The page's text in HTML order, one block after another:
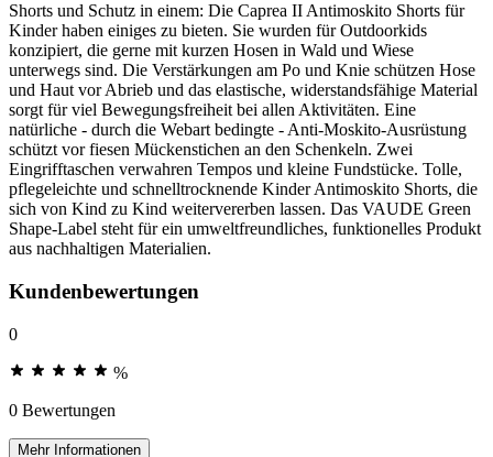
Shorts und Schutz in einem: Die Caprea II Antimoskito Shorts für
Kinder haben einiges zu bieten. Sie wurden für Outdoorkids
konzipiert, die gerne mit kurzen Hosen in Wald und Wiese
unterwegs sind. Die Verstärkungen am Po und Knie schützen Hose
und Haut vor Abrieb und das elastische, widerstandsfähige Material
sorgt für viel Bewegungsfreiheit bei allen Aktivitäten. Eine
natürliche - durch die Webart bedingte - Anti-Moskito-Ausrüstung
schützt vor fiesen Mückenstichen an den Schenkeln. Zwei
Eingrifftaschen verwahren Tempos und kleine Fundstücke. Tolle,
pflegeleichte und schnelltrocknende Kinder Antimoskito Shorts, die
sich von Kind zu Kind weitervererben lassen. Das VAUDE Green
Shape-Label steht für ein umweltfreundliches, funktionelles Produkt
aus nachhaltigen Materialien.
Kundenbewertungen
0
%
0 Bewertungen
Mehr Informationen